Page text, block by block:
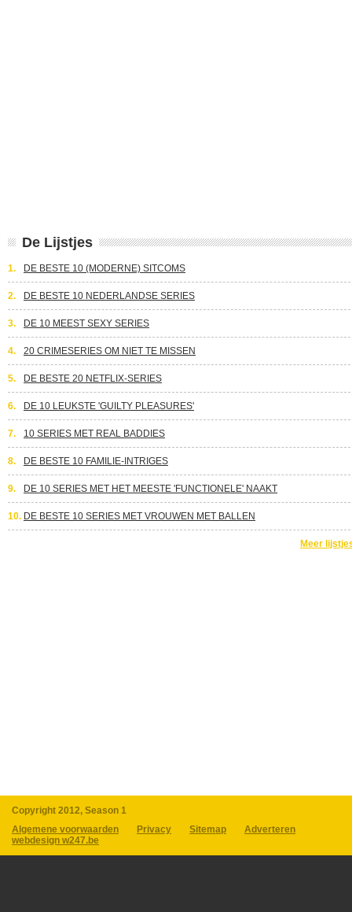
De Lijstjes
1. DE BESTE 10 (MODERNE) SITCOMS
2. DE BESTE 10 NEDERLANDSE SERIES
3. DE 10 MEEST SEXY SERIES
4. 20 CRIMESERIES OM NIET TE MISSEN
5. DE BESTE 20 NETFLIX-SERIES
6. DE 10 LEUKSTE 'GUILTY PLEASURES'
7. 10 SERIES MET REAL BADDIES
8. DE BESTE 10 FAMILIE-INTRIGES
9. DE 10 SERIES MET HET MEESTE 'FUNCTIONELE' NAAKT
10. DE BESTE 10 SERIES MET VROUWEN MET BALLEN
Meer
Copyright 2012, Season 1
Algemene voorwaarden
Privacy Sitemap
Adverteren
webdesign w247.be